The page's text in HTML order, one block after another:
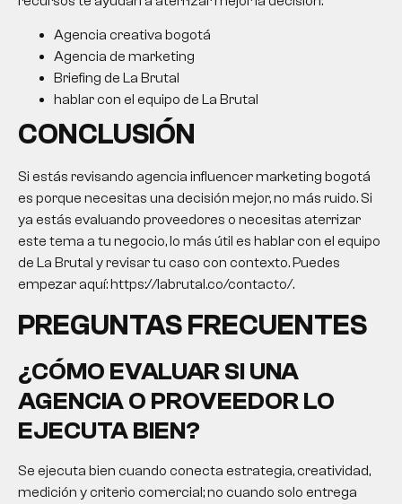
Agencia creativa bogotá
Agencia de marketing
Briefing de La Brutal
hablar con el equipo de La Brutal
CONCLUSIÓN
Si estás revisando agencia influencer marketing bogotá
es porque necesitas una decisión mejor, no más ruido. Si
ya estás evaluando proveedores o necesitas aterrizar
este tema a tu negocio, lo más útil es hablar con el equipo
de La Brutal y revisar tu caso con contexto. Puedes
empezar aquí: https://labrutal.co/contacto/.
PREGUNTAS FRECUENTES
¿CÓMO EVALUAR SI UNA
AGENCIA O PROVEEDOR LO
EJECUTA BIEN?
Se ejecuta bien cuando conecta estrategia, creatividad,
medición y criterio comercial; no cuando solo entrega